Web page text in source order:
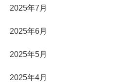
2025年7月
2025年6月
2025年5月
2025年4月